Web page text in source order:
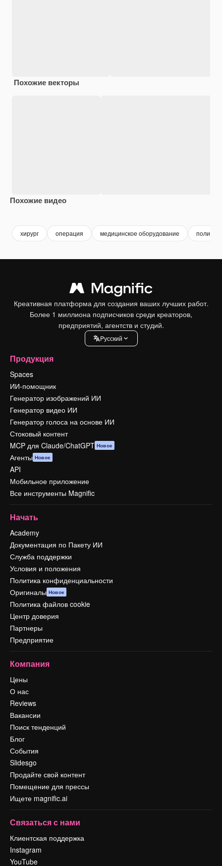
Похожие векторы
Похожие видео
хирург операция медицинское оборудование
Креативная платформа для создания ваших лучших работ.
Более 1 миллиона подписчиков среди креаторов,
предприятий, агентств и студий.
Pусский
Продукция
Spaces
ИИ-помощник
Генератор изображений ИИ
Генератор видео ИИ
Генератор голоса на основе ИИ
Стоковый контент
MCP для Claude/ChatGPT Новое
Агенты Новое
API
Мобильное приложение
Все инструменты Magnific
Начать
Academy
Документация по Пакету ИИ
Служба поддержки
Условия и положения
Политика конфиденциальности
Оригиналы Новое
Политика файлов cookie
Центр доверия
Партнеры
Предприятие
Компания
Цены
О нас
Reviews
Вакансии
Поиск тенденций
Блог
События
Slidesgo
Продайте свой контент
Помещение для прессы
Ищете magnific.ai
Связаться с нами
Клиентская поддержка
Instagram
YouTube